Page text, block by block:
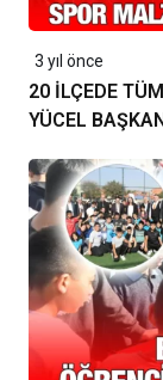
3 yıl önce
20 İLÇEDE
YÜCEL